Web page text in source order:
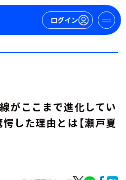
ログイン
線がここまで進化してい
した理由とは【瀬戸夏